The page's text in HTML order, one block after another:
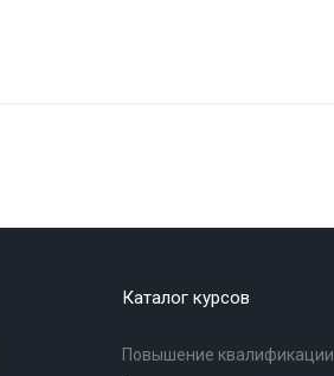
Каталог курсов
Повышение квалификации